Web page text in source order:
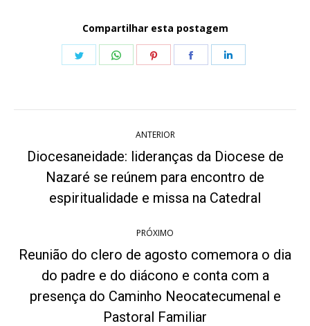
Compartilhar esta postagem
Share
Share
Share
Share
de
post:
ANTERIOR
Post
anterior:
Diocesaneidade: lideranças da Diocese de
Nazaré se reúnem para encontro de
espiritualidade e missa na Catedral
PRÓXIMO
Próximo
post:
Reunião do clero de agosto comemora o dia
do padre e do diácono e conta com a
presença do Caminho Neocatecumenal e
Pastoral Familiar